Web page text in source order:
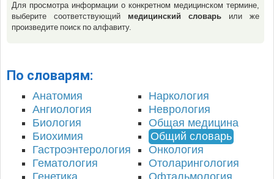
Для просмотра информации о конкретном медицинском термине,
выберите соответствующий медицинский словарь или же
произведите поиск по алфавиту.
По словарям:
Анатомия
Ангиология
Биология
Биохимия
Гастроэнтерология
Гематология
Генетика
Наркология
Неврология
Общая медицина
Общий словарь
Онкология
Отоларингология
Офтальмология